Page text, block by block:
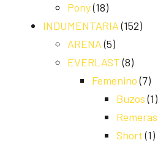
Pony(18)
INDUMENTARIA (152)
ARENA (5)
EVERLAST (8)
Femenino (7)
Buzos (1)
Remeras
Short (1)